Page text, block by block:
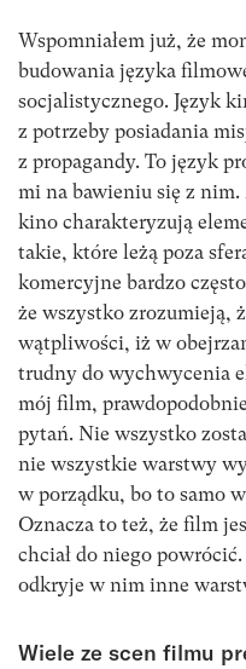
Wspomniałem już, że
budowania języka
socjalistycznego. Język
z potrzeby posiadania
z propagandy. To język
mi na bawieniu się z
kino charakteryzują
takie, które leżą poza
komercyjne bardzo
że wszystko zrozumieją,
wątpliwości, iż w
trudny do wychwycenia
mój film,
pytań. Nie wszystko
nie wszystkie warstwy
w porządku, bo to samo
Oznacza to też, że film
chciał do niego
odkryje w nim inne
Wiele ze scen filmu